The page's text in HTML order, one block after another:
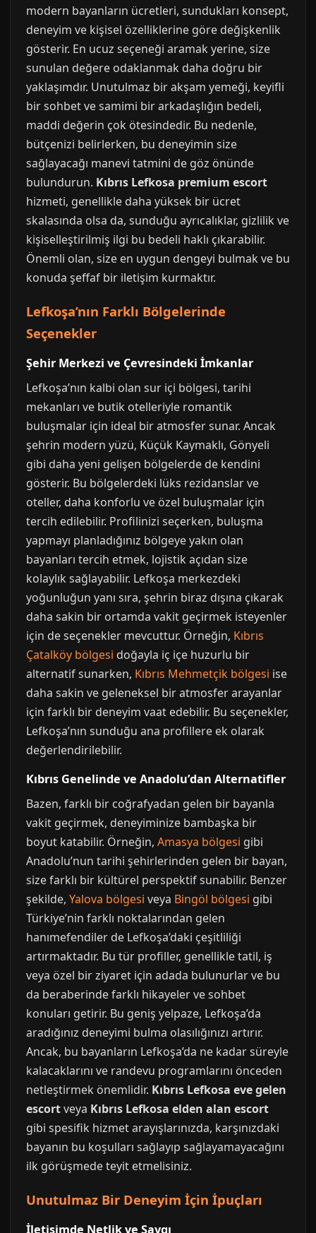
modern bayanların ücretleri, sundukları konsept,
deneyim ve kişisel özelliklerine göre değişkenlik
gösterir. En ucuz seçeneği aramak yerine, size
sunulan değere odaklanmak daha doğru bir
yaklaşımdır. Unutulmaz bir akşam yemeği, keyifli
bir sohbet ve samimi bir arkadaşlığın bedeli,
maddi değerin çok ötesindedir. Bu nedenle,
bütçenizi belirlerken, bu deneyimin size
sağlayacağı manevi tatmini de göz önünde
bulundurun. Kıbrıs Lefkosa premium escort
hizmeti, genellikle daha yüksek bir ücret
skalasında olsa da, sunduğu ayrıcalıklar, gizlilik ve
kişiselleştirilmiş ilgi bu bedeli haklı çıkarabilir.
Önemli olan, size en uygun dengeyi bulmak ve bu
konuda şeffaf bir iletişim kurmaktır.
Lefkoşa’nın Farklı Bölgelerinde
Seçenekler
Şehir Merkezi ve Çevresindeki İmkanlar
Lefkoşa’nın kalbi olan sur içi bölgesi, tarihi
mekanları ve butik otelleriyle romantik
buluşmalar için ideal bir atmosfer sunar. Ancak
şehrin modern yüzü, Küçük Kaymaklı, Gönyeli
gibi daha yeni gelişen bölgelerde de kendini
gösterir. Bu bölgelerdeki lüks rezidanslar ve
oteller, daha konforlu ve özel buluşmalar için
tercih edilebilir. Profilinizi seçerken, buluşma
yapmayı planladığınız bölgeye yakın olan
bayanları tercih etmek, lojistik açıdan size
kolaylık sağlayabilir. Lefkoşa merkezdeki
yoğunluğun yanı sıra, şehrin biraz dışına çıkarak
daha sakin bir ortamda vakit geçirmek isteyenler
için de seçenekler mevcuttur. Örneğin, Kıbrıs
Çatalköy bölgesi doğayla iç içe huzurlu bir
alternatif sunarken, Kıbrıs Mehmetçik bölgesi ise
daha sakin ve geleneksel bir atmosfer arayanlar
için farklı bir deneyim vaat edebilir. Bu seçenekler,
Lefkoşa’nın sunduğu ana profillere ek olarak
değerlendirilebilir.
Kıbrıs Genelinde ve Anadolu’dan Alternatifler
Bazen, farklı bir coğrafyadan gelen bir bayanla
vakit geçirmek, deneyiminize bambaşka bir
boyut katabilir. Örneğin, Amasya bölgesi gibi
Anadolu’nun tarihi şehirlerinden gelen bir bayan,
size farklı bir kültürel perspektif sunabilir. Benzer
şekilde, Yalova bölgesi veya Bingöl bölgesi gibi
Türkiye’nin farklı noktalarından gelen
hanımefendiler de Lefkoşa’daki çeşitliliği
artırmaktadır. Bu tür profiller, genellikle tatil, iş
veya özel bir ziyaret için adada bulunurlar ve bu
da beraberinde farklı hikayeler ve sohbet
konuları getirir. Bu geniş yelpaze, Lefkoşa’da
aradığınız deneyimi bulma olasılığınızı artırır.
Ancak, bu bayanların Lefkoşa’da ne kadar süreyle
kalacaklarını ve randevu programlarını önceden
netleştirmek önemlidir. Kıbrıs Lefkosa eve gelen
escortveya Kıbrıs Lefkosa elden alan escort
gibi spesifik hizmet arayışlarınızda, karşınızdaki
bayanın bu koşulları sağlayıp sağlayamayacağını
ilk görüşmede teyit etmelisiniz.
Unutulmaz Bir Deneyim İçin İpuçları
İletişimde Netlik ve Saygı